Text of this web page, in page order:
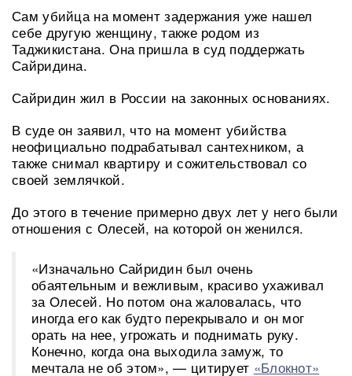
Сам убийца на момент задержания уже нашел
себе другую женщину, также родом из
Таджикистана. Она пришла в суд поддержать
Сайридина.
Сайридин жил в России на законных основаниях.
В суде он заявил, что на момент убийства
неофициально подрабатывал сантехником, а
также снимал квартиру и сожительствовал со
своей землячкой.
До этого в течение примерно двух лет у него были
отношения с Олесей, на которой он женился.
«Изначально Сайридин был очень
обаятельным и вежливым, красиво ухаживал
за Олесей. Но потом она жаловалась, что
иногда его как будто перекрывало и он мог
орать на нее, угрожать и поднимать руку.
Конечно, когда она выходила замуж, то
мечтала не об этом», — цитирует «Блокнот»